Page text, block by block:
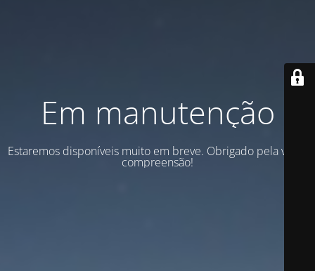
Em manutenção
Estaremos disponíveis muito em breve. Obrigado pela vossa
compreensão!